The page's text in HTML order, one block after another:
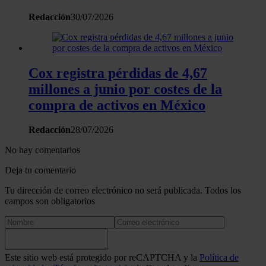
Redacción30/07/2026
Cox registra pérdidas de 4,67
millones a junio por costes de la
compra de activos en México
Redacción28/07/2026
No hay comentarios
Deja tu comentario
Tu dirección de correo electrónico no será publicada. Todos los
campos son obligatorios
Este sitio web está protegido por reCAPTCHA y la Política de